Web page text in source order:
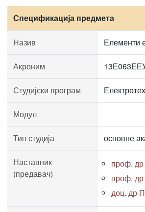
Спецификација предмета
Назив Елементи
Акроним
Студијски програм
Модул
Тип студија основне
Наставник
(предавач)
проф.
проф.
доц. др